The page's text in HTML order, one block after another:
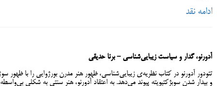
ادامه نقد
آدورنو، گدار و سیاست زیبایی‌شناسی - برنا حدیقی
تئودور آدورنو در کتاب نظریه‌ی زیبایی‌شناسی، ظهور هنر مدرن بورژوایی را با ظهور
و بیدار شدن سوبژکتیویته پیوند می‌‌دهد. به اعتقاد آدورنو، هنر سنتی به شکلی